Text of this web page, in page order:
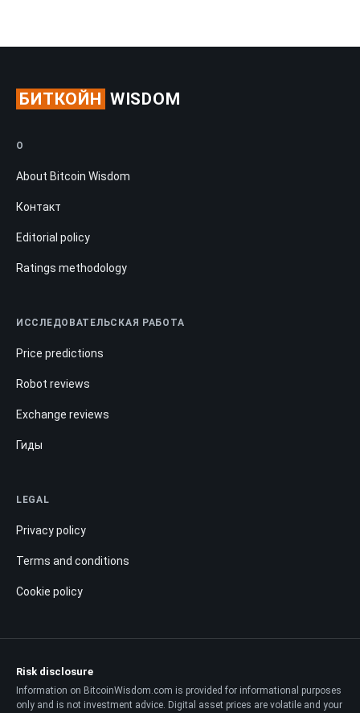
БИТКОЙН WISDOM
О
About Bitcoin Wisdom
Контакт
Editorial policy
Ratings methodology
ИССЛЕДОВАТЕЛЬСКАЯ РАБОТА
Price predictions
Robot reviews
Exchange reviews
Гиды
LEGAL
Privacy policy
Terms and conditions
Cookie policy
Risk disclosure
Information on BitcoinWisdom.com is provided for informational purposes
only and is not investment advice. Digital asset prices are volatile and your